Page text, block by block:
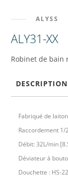
ALYSS
ALY31-XX
Robinet de bain
DESCRIPTION
Fabriqué de
Raccordement 1/
Débit: 32L/min
Déviateur à
Douchette : HS-